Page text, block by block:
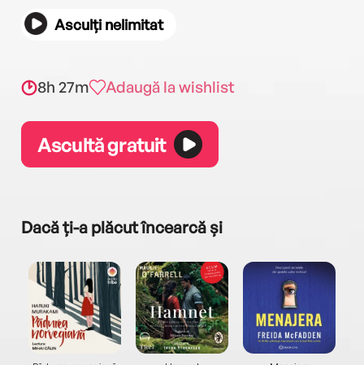
Asculți nelimitat
8h 27m Adaugă la wishlist
Ascultă gratuit
Dacă ți-a plăcut încearcă și